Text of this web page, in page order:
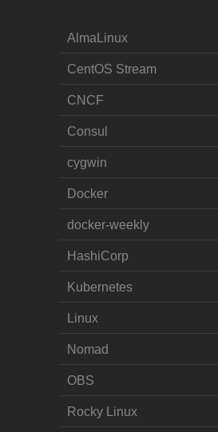
AlmaLinux
CentOS Stream
CNCF
Consul
cygwin
Docker
docker-weekly
HashiCorp
Kubernetes
Linux
Nomad
OBS
Rocky Linux